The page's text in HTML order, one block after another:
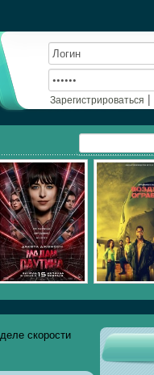
Зарегистрироваться |
скорости